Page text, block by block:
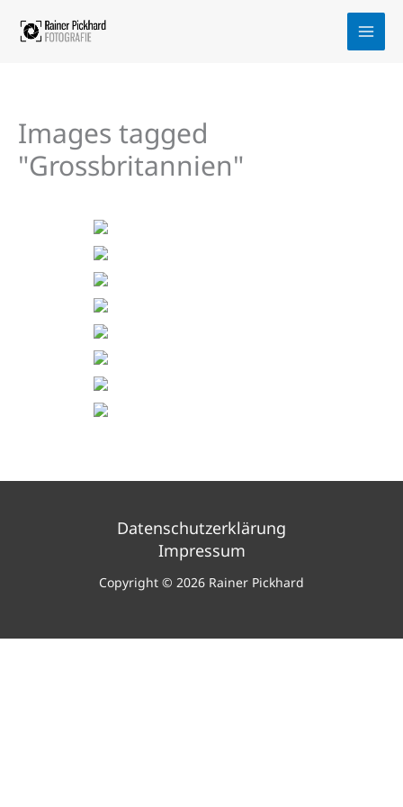
Inhalt
Images tagged
"Grossbritannien"
Datenschutzerklärung
Impressum
Copyright © 2026 Rainer Pickhard